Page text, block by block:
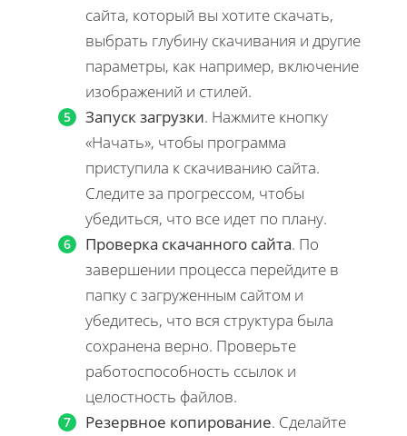
сайта, который вы хотите скачать,
выбрать глубину скачивания и другие
параметры, как например, включение
изображений и стилей.
Запуск загрузки. Нажмите кнопку
«Начать», чтобы программа
приступила к скачиванию сайта.
Следите за прогрессом, чтобы
убедиться, что все идет по плану.
Проверка скачанного сайта. По
завершении процесса перейдите в
папку с загруженным сайтом и
убедитесь, что вся структура была
сохранена верно. Проверьте
работоспособность ссылок и
целостность файлов.
Резервное копирование. Сделайте